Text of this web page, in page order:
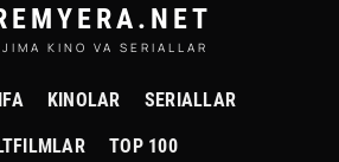
KINO VA SERIALLAR
KINOLAR SERIALLAR
TOP 100